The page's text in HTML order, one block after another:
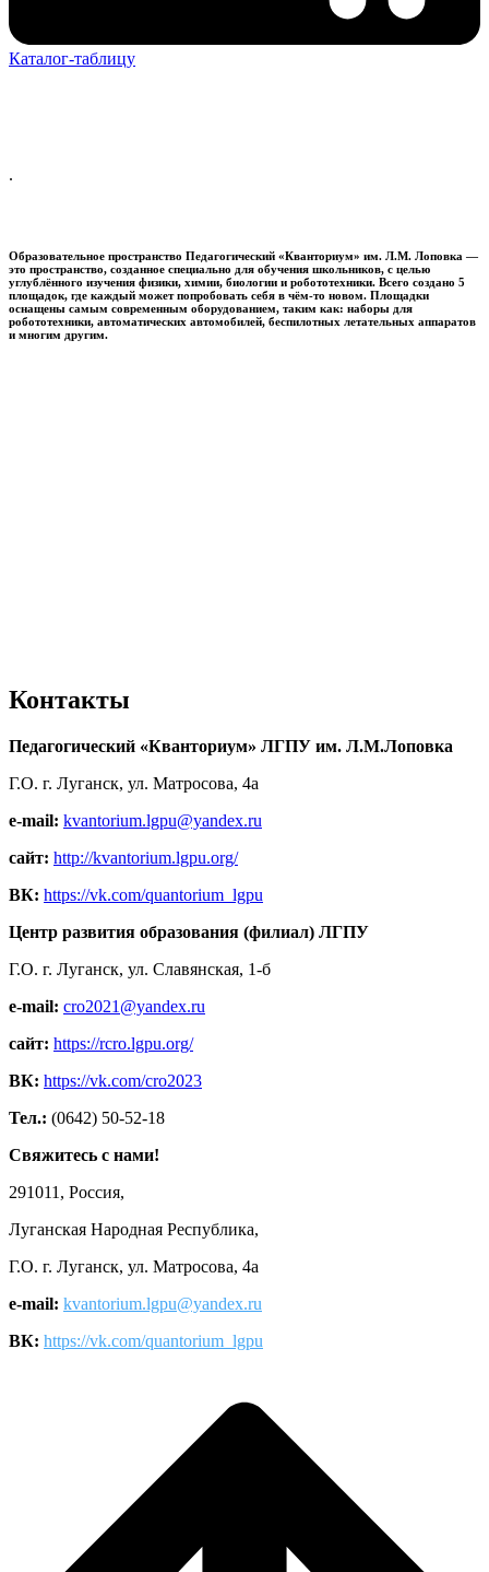
Каталог-таблицу
.
Образовательное пространство Педагогический «Кванториум» им. Л.М. Лоповка —
это пространство, созданное специально для обучения школьников, с целью
углублённого изучения физики, химии, биологии и робототехники. Всего создано 5
площадок, где каждый может попробовать себя в чём-то новом. Площадки
оснащены самым современным оборудованием, таким как: наборы для
робототехники, автоматических автомобилей, беспилотных летательных аппаратов
и многим другим.
Контакты
Педагогический «Кванториум» ЛГПУ им. Л.М.Лоповка
Г.О. г. Луганск, ул. Матросова, 4а
e-mail: kvantorium.lgpu@yandex.ru
сайт: http://kvantorium.lgpu.org/
ВК: https://vk.com/quantorium_lgpu
Центр развития образования (филиал) ЛГПУ
Г.О. г. Луганск, ул. Славянская, 1-б
e-mail: cro2021@yandex.ru
сайт: https://rcro.lgpu.org/
ВК: https://vk.com/cro2023
Тел.: (0642) 50-52-18
Свяжитесь с нами!
291011, Россия,
Луганская Народная Республика,
Г.О. г. Луганск, ул. Матросова, 4а
e-mail: kvantorium.lgpu@yandex.ru
ВК: https://vk.com/quantorium_lgpu